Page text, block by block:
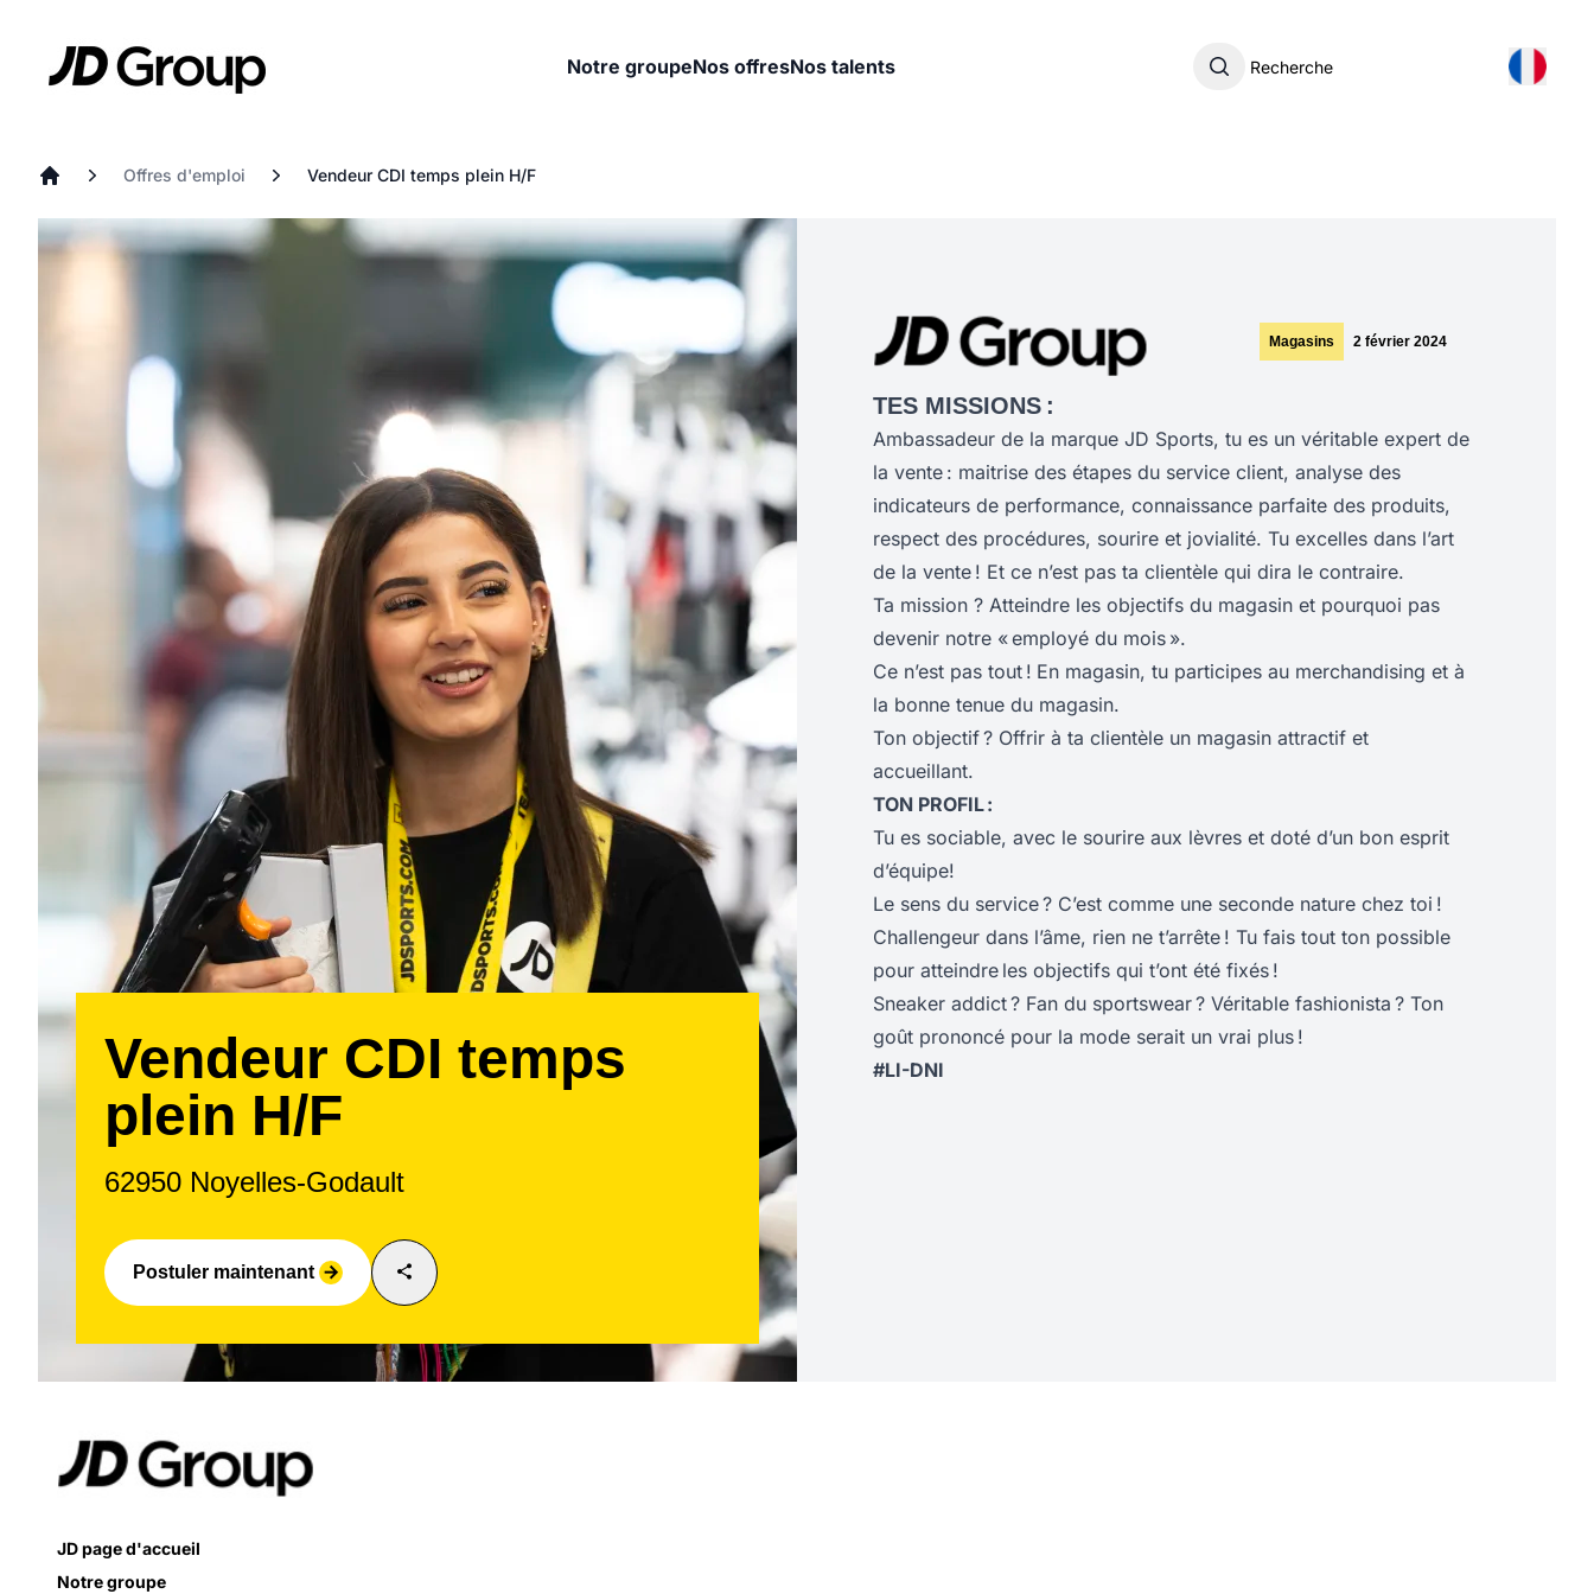
JD
Notre groupeNos offresNos talents Recherche
Offres d'emploi Vendeur CDI temps plein H/F
Vendeur CDI temps
plein H/F
62950 Noyelles-Godault
Postuler maintenant arrow_forward share
Magasins 2 février 2024
TES MISSIONS :
Ambassadeur de la marque JD Sports, tu es un véritable expert de
la vente : maitrise des étapes du service client, analyse des
indicateurs de performance, connaissance parfaite des produits,
respect des procédures, sourire et jovialité. Tu excelles dans l’art
de la vente ! Et ce n’est pas ta clientèle qui dira le contraire.
Ta mission ? Atteindre les objectifs du magasin et pourquoi pas
devenir notre « employé du mois ».
Ce n’est pas tout ! En magasin, tu participes au merchandising et à
la bonne tenue du magasin.
Ton objectif ? Offrir à ta clientèle un magasin attractif et
accueillant.
TON PROFIL :
Tu es sociable, avec le sourire aux lèvres et doté d’un bon esprit
d’équipe!
Le sens du service ? C’est comme une seconde nature chez toi !
Challengeur dans l’âme, rien ne t’arrête ! Tu fais tout ton possible
pour atteindre les objectifs qui t’ont été fixés !
Sneaker addict ? Fan du sportswear ? Véritable fashionista ? Ton
goût prononcé pour la mode serait un vrai plus !
#LI-DNI
JD page d'accueil
Notre groupe